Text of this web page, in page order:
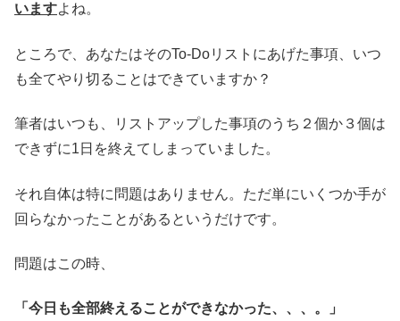
いますよね。
ところで、あなたはそのTo-Doリストにあげた事項、いつ
も全てやり切ることはできていますか？
筆者はいつも、リストアップした事項のうち２個か３個は
できずに1日を終えてしまっていました。
それ自体は特に問題はありません。ただ単にいくつか手が
回らなかったことがあるというだけです。
問題はこの時、
「今日も全部終えることができなかった、、、。」